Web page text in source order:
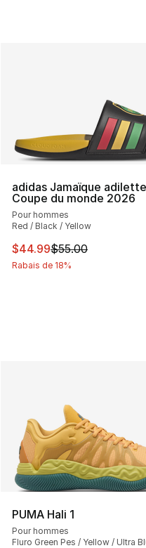
adidas Jamaïque
Coupe du monde 2026
Pour hommes
Red / Black / Yellow
Cet article est en solde.
$44.99$55.00
Rabais de 18%
PUMA Hali 1
Pour hommes
Fluro Green Pes / Yellow / Ultra